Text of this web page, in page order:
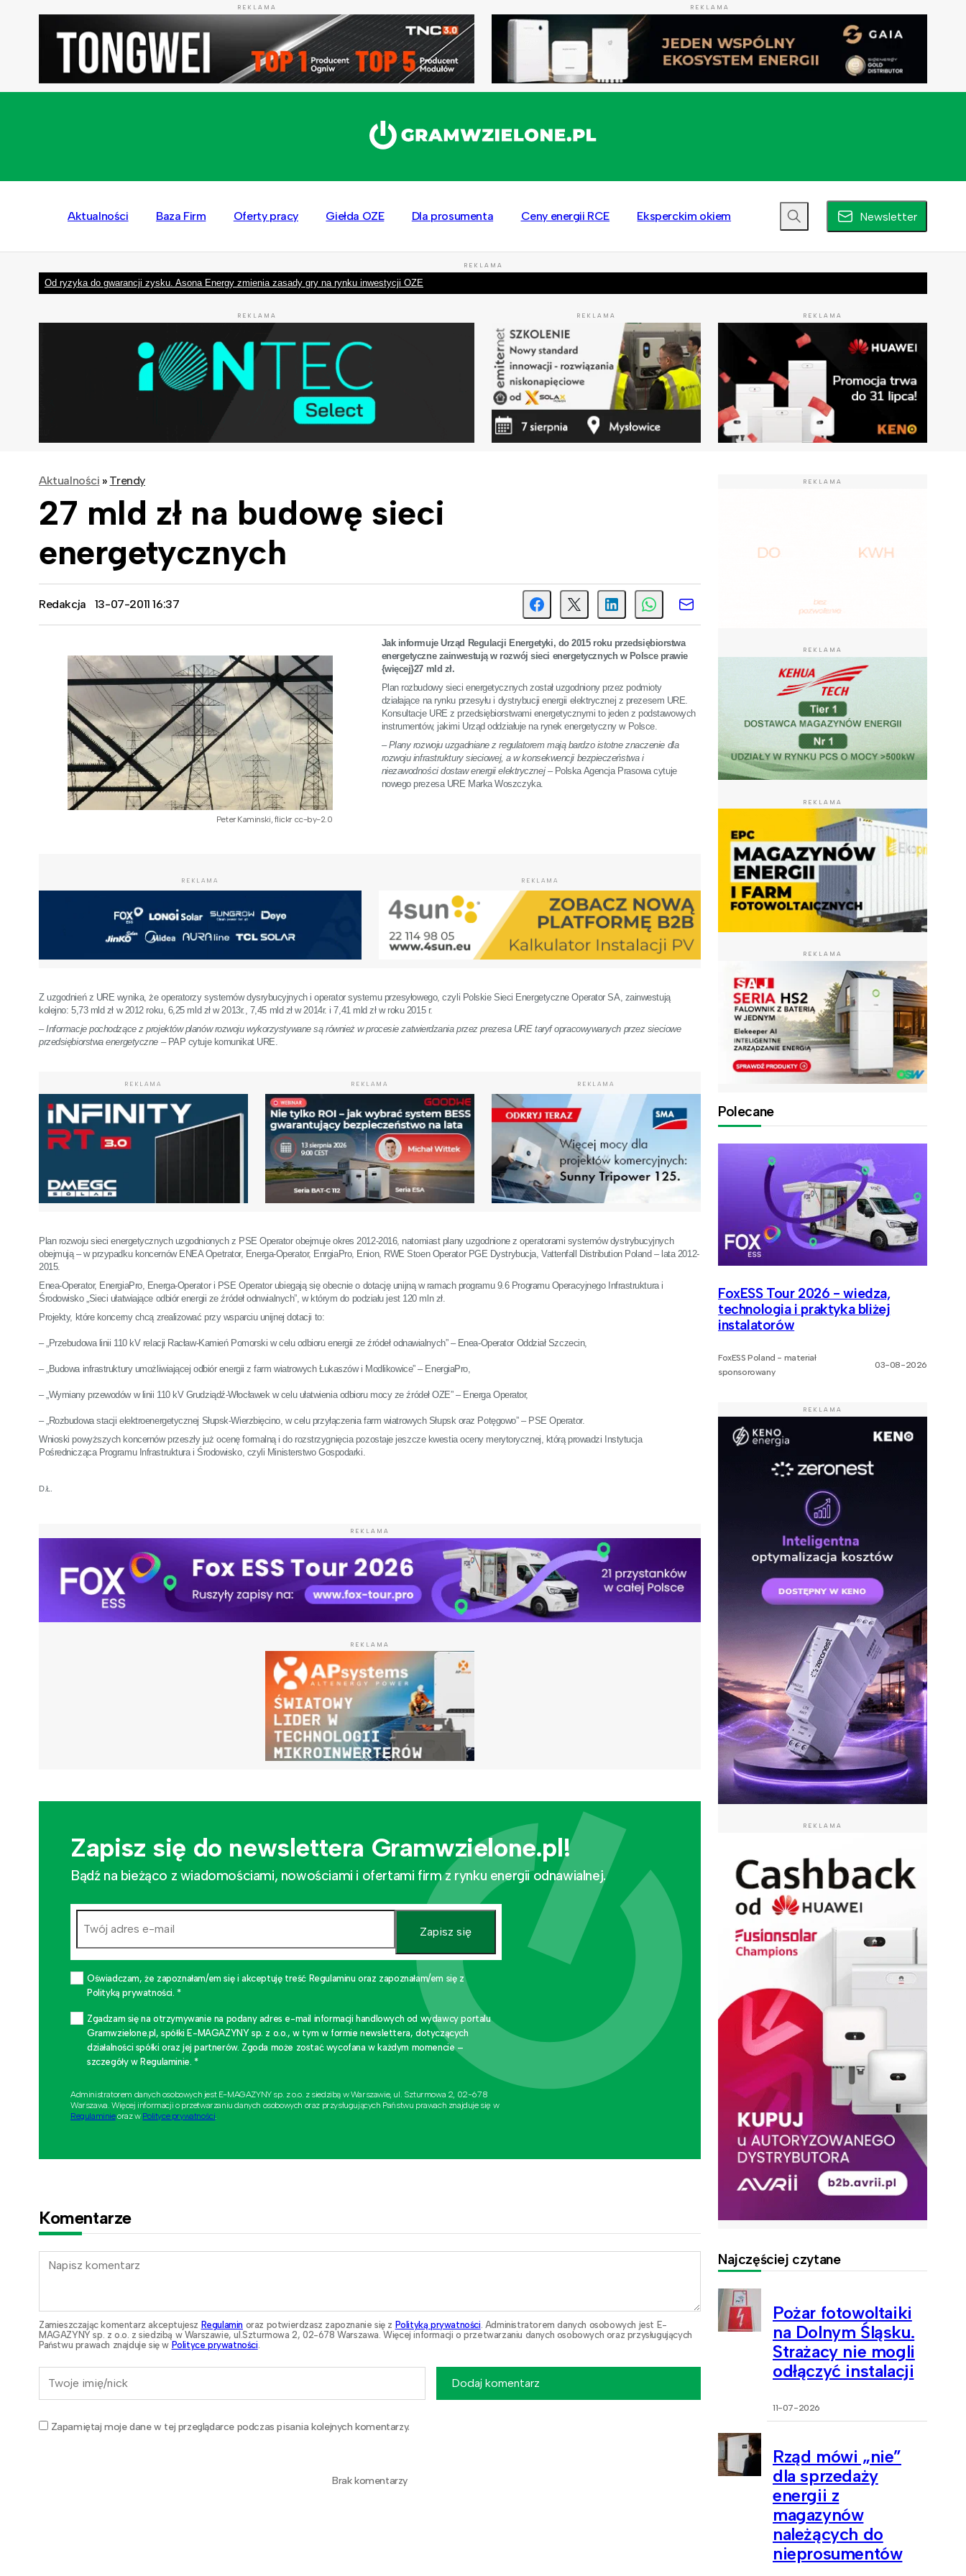
REKLAMA REKLAMA
Aktualności Baza Firm Oferty pracy Giełda OZE Dla prosumenta Ceny energii RCE Eksperckim okiem Newsletter
REKLAMA
Od ryzyka do gwarancji zysku. Asona Energy zmienia zasady gry na rynku inwestycji OZE
REKLAMA REKLAMA REKLAMA
Aktualności » Trendy
27 mld zł na budowę sieci
energetycznych
Redakcja 13-07-2011 16:37
Peter Kaminski, flickr cc-by-2.0
Jak informuje Urząd Regulacji Energetyki, do 2015 roku przedsiębiorstwa
energetyczne zainwestują w rozwój sieci energetycznych w Polsce prawie
{więcej}27 mld zł.
Plan rozbudowy sieci energetycznych został uzgodniony przez podmioty
działające na rynku przesyłu i dystrybucji energii elektrycznej z prezesem URE.
Konsultacje URE z przedsiębiorstwami energetycznymi to jeden z podstawowych
instrumentów, jakimi Urząd oddziałuje na rynek energetyczny w Polsce.
–Plany rozwoju uzgadniane z regulatorem mają bardzo istotne znaczenie dla
rozwoju infrastruktury sieciowej, a w konsekwencji bezpieczeństwa i
niezawodności dostaw energii elektrycznej – Polska Agencja Prasowa cytuje
nowego prezesa URE Marka Woszczyka.
REKLAMA REKLAMA
Z uzgodnień z URE wynika, że operatorzy systemów dysrybucyjnych i operator systemu przesyłowego, czyli Polskie Sieci Energetyczne Operator SA, zainwestują
kolejno: 5,73 mld zł w 2012 roku, 6,25 mld zł w 2013r., 7,45 mld zł w 2014r. i 7,41 mld zł w roku 2015 r.
–Informacje pochodzące z projektów planów rozwoju wykorzystywane są również w procesie zatwierdzania przez prezesa URE taryf opracowywanych przez sieciowe
przedsiębiorstwa energetyczne– PAP cytuje komunikat URE.
REKLAMA REKLAMA REKLAMA
Plan rozwoju sieci energetycznych uzgodnionych z PSE Operator obejmuje okres 2012-2016, natomiast plany uzgodnione z operatorami systemów dystrybucyjnych
obejmują – w przypadku koncernów ENEA Opetrator, Energa-Operator, EnrgiaPro, Enion, RWE Stoen Operator PGE Dystrybucja, Vattenfall Distribution Poland – lata 2012-
2015.
Enea-Operator, EnergiaPro, Energa-Operator i PSE Operator ubiegają się obecnie o dotację unijną w ramach programu 9.6 Programu Operacyjnego Infrastruktura i
Środowisko „Sieci ułatwiające odbiór energii ze źródeł odnwialnych”, w którym do podziału jest 120 mln zł.
Projekty, które koncerny chcą zrealizować przy wsparciu unijnej dotacji to:
– „Przebudowa linii 110 kV relacji Racław-Kamień Pomorski w celu odbioru energii ze źródeł odnawialnych” – Enea-Operator Oddział Szczecin,
– „Budowa infrastruktury umożliwiającej odbiór energii z farm wiatrowych Łukaszów i Modlikowice” – EnergiaPro,
– „Wymiany przewodów w linii 110 kV Grudziądź-Włocławek w celu ułatwienia odbioru mocy ze źródeł OZE” – Energa Operator,
– „Rozbudowa stacji elektroenergetycznej Słupsk-Wierzbięcino, w celu przyłączenia farm wiatrowych Słupsk oraz Potęgowo” – PSE Operator.
Wnioski powyższych koncernów przeszły już ocenę formalną i do rozstrzygnięcia pozostaje jeszcze kwestia oceny merytorycznej, którą prowadzi Instytucja
Pośrednicząca Programu Infrastruktura i Środowisko, czyli Ministerstwo Gospodarki.
D.Ł.
REKLAMA
REKLAMA
Zapisz się do newslettera Gramwzielone.pl!
Bądź na bieżąco z wiadomościami, nowościami i ofertami firm z rynku energii odnawialnej.
Zapisz się
Oświadczam, że zapoznałam/em się i akceptuję treść Regulaminu oraz zapoznałam/em się z
Polityką prywatności. *
Zgadzam się na otrzymywanie na podany adres e-mail informacji handlowych od wydawcy portalu
Gramwzielone.pl, spółki E-MAGAZYNY sp. z o.o., w tym w formie newslettera, dotyczących
działalności spółki oraz jej partnerów. Zgoda może zostać wycofana w każdym momencie –
szczegóły w Regulaminie. *
Administratorem danych osobowych jest E-MAGAZYNY sp. z o.o. z siedzibą w Warszawie, ul. Szturmowa 2, 02-678
Warszawa. Więcej informacji o przetwarzaniu danych osobowych oraz przysługujących Państwu prawach znajduje się w
Regulaminieoraz w Polityce prywatności
Komentarze
Zamieszczając komentarz akceptujesz Regulamin oraz potwierdzasz zapoznanie się z Polityką prywatności . Administratorem danych osobowych jest E-
MAGAZYNY sp. z o.o. z siedzibą w Warszawie, ul.Szturmowa 2, 02-678 Warszawa. Więcej informacji o przetwarzaniu danych osobowych oraz przysługujących
Państwu prawach znajduje się w Polityce prywatności
Zapamiętaj moje dane w tej przeglądarce podczas pisania kolejnych komentarzy.
Dodaj komentarz
Brak komentarzy
REKLAMA
REKLAMA
REKLAMA
REKLAMA
Polecane
FoxESS Tour 2026 - wiedza,
technologia i praktyka bliżej
instalatorów
FoxESS Poland - materiał
sponsorowany
03-08-2026
REKLAMA
REKLAMA
Najczęściej czytane
Pożar fotowoltaiki
na Dolnym Śląsku.
Strażacy nie mogli
odłączyć instalacji
11-07-2026
Rząd mówi „nie”
dla sprzedaży
energii z
magazynów
należących do
nieprosumentów